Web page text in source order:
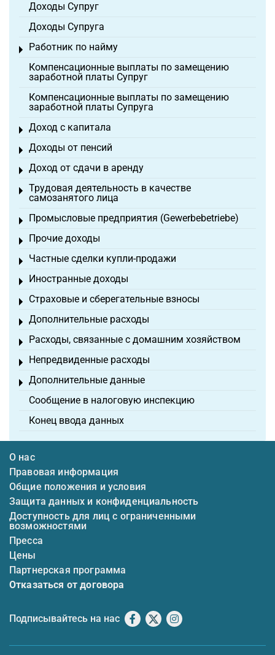
Доходы Супруг
Доходы Супруга
Работник по найму
Toggle menu
Компенсационные выплаты по замещению
заработной платы Супруг
Компенсационные выплаты по замещению
заработной платы Супруга
Доход с капитала
Toggle menu
Доходы от пенсий
Toggle menu
Доход от сдачи в аренду
Toggle menu
Трудовая деятельность в качестве
самозанятого лица
Toggle menu
Промысловые предприятия (Gewerbebetriebe)
Toggle menu
Прочие доходы
Toggle menu
Частные сделки купли-продажи
Toggle menu
Иностранные доходы
Toggle menu
Страховые и сберегательные взносы
Toggle menu
Дополнительные расходы
Toggle menu
Расходы, связанные с домашним хозяйством
Toggle menu
Непредвиденные расходы
Toggle menu
Дополнительные данные
Toggle menu
Сообщение в налоговую инспекцию
Конец ввода данных
О нас
Правовая информация
Общие положения и условия
Защита данных и конфиденциальность
Доступность для лиц с ограниченными
возможностями
Пресса
Цены
Партнерская программа
Отказаться от договора
Подписывайтесь на нас Facebook
X Instagram